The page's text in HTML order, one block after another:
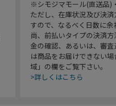
※シモジマモール(直送品)
ただし、在庫状況及び決
すので、なるべく日数に余
尚、前払いタイプの決済
金の確認、あるいは、審
は商品をお届けできない
域」の欄をご覧下さい。
>詳しくはこちら